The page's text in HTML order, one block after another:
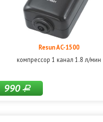
Resun AC-1500
компрессор 1 канал 1.8 л/мин
990Р